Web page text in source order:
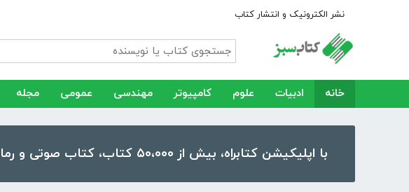
نشر الکترونیک و انتشار کتاب
خانه ادبیات علوم کامپیوتر مهندسی عمومی مجله
با اپلیکیشن کتابراه، بیش از ۵۰،۰۰۰ کتاب، کتاب صوتی و رمان را در موبایل و تبلت خود داشته باشید!